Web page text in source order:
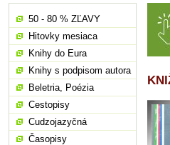
50 - 80 % ZĽAVY
Hitovky mesiaca
Knihy do Eura
Knihy s podpisom autora
Beletria, Poézia
Cestopisy
Cudzojazyčná
Časopisy